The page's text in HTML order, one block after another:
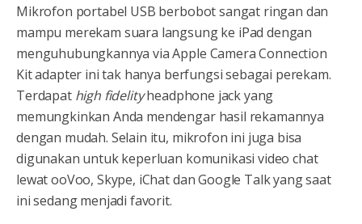
Mikrofon portabel USB berbobot sangat ringan dan
mampu merekam suara langsung ke iPad dengan
menguhubungkannya via Apple Camera Connection
Kit adapter ini tak hanya berfungsi sebagai perekam.
Terdapat high fidelityheadphone jack yang
memungkinkan Anda mendengar hasil rekamannya
dengan mudah. Selain itu, mikrofon ini juga bisa
digunakan untuk keperluan komunikasi video chat
lewat ooVoo, Skype, iChat dan Google Talk yang saat
ini sedang menjadi favorit.